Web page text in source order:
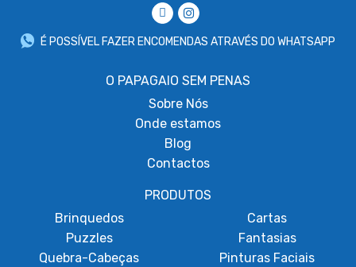
É POSSÍVEL FAZER ENCOMENDAS ATRAVÉS DO WHATSAPP
O PAPAGAIO SEM PENAS
Sobre Nós
Onde estamos
Blog
Contactos
PRODUTOS
Brinquedos
Puzzles
Quebra-Cabeças
Cartas
Fantasias
Pinturas Faciais